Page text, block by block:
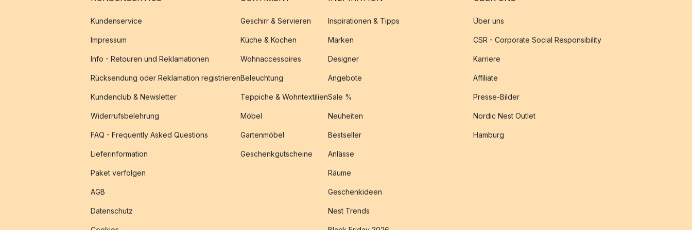
Kundenservice
Impressum
Info - Retouren und Reklamationen
Rücksendung oder Reklamation registrieren
Kundenclub & Newsletter
Widerrufsbelehrung
FAQ - Frequently Asked Questions
Lieferinformation
Paket verfolgen
AGB
Datenschutz
Geschirr & Servieren
Küche & Kochen
Wohnaccessoires
Beleuchtung
Teppiche & Wohntextilien
Möbel
Gartenmöbel
Geschenkgutscheine
Inspirationen & Tipps
Marken
Designer
Angebote
Sale %
Neuheiten
Bestseller
Anlässe
Räume
Geschenkideen
Nest Trends
Über uns
CSR - Corporate Social Responsibility
Karriere
Affiliate
Presse-Bilder
Nordic Nest Outlet
Hamburg